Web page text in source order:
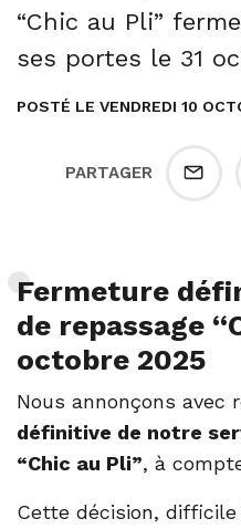
“Chic au Pli”
ses portes le 31
POSTÉ LE VENDREDI 10
PARTAGER
Fermeture
de repassage
octobre 2025
Nous annonçons avec
définitive de notre
“Chic au Pli”, à
Cette décision,